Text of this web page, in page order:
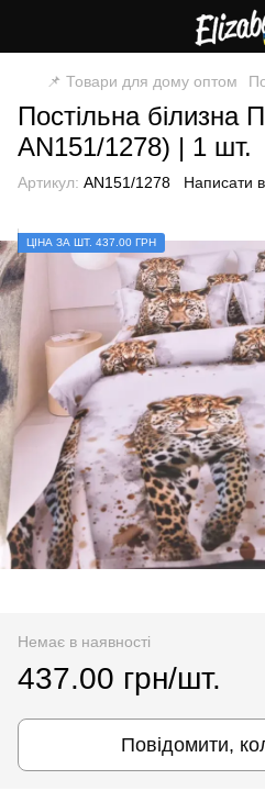
📌 Товари для дому оптом
Постільна білизна
AN151/1278) | 1 шт.
Артикул: AN151/1278 Написати
ЦІНА ЗА ШТ. 437.00 ГРН
Немає в наявності
437.00 грн/шт.
Повідомити,